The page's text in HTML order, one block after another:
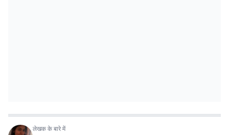
लेखक के बारे में